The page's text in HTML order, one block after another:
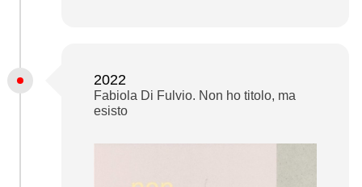
2022
Fabiola Di Fulvio. Non ho titolo, ma
esisto